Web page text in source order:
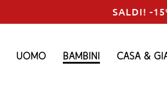
SALDI! -
Uomo Bambini Casa &